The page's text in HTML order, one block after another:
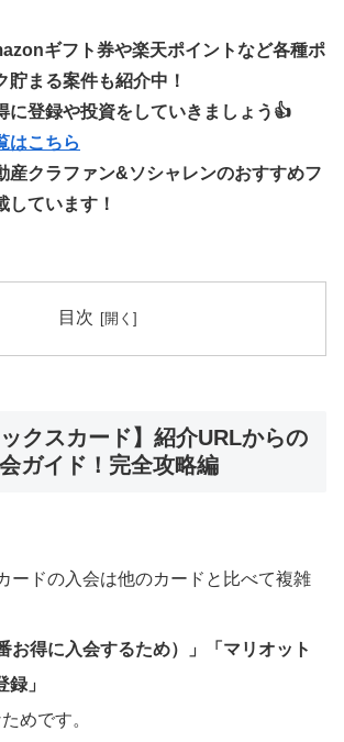
ギフト券や楽天ポイントなど各種ポ
貯まる案件も紹介中！
に登録や投資をしていきましょう👍
はこちら
産クラファン&ソシャレンのおすすめフ
しています！
目次
ックスカード】紹介URLからの
ガイド！完全攻略編
ードの入会は他のカードと比べて複雑
お得に入会するため）」「マリオット
」
めです。